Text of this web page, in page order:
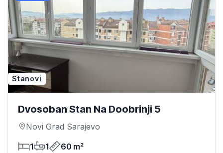
Stanovi
Dvosoban Stan Na Doobrinji 5
Novi Grad Sarajevo
1
1 60 m²